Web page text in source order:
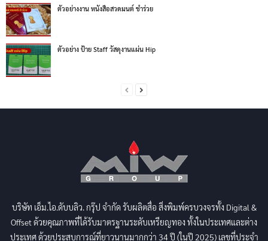
ตัวอย่างงาน หนังสือสวดมนต์ ชำร่วย
ตัวอย่าง ป้าย Staff วัสดุงานแผ่น Hip
บริษัท เอ็ม.ไอ.ดับบลิว. กรุ๊ป จำกัด รับผลิตสื่อ สิ่งพิมพ์ครบวงจรทั้ง Digital &
Offset ด้วยคุณภาพที่ได้รับมาตรฐานระดับเหรียญทอง ทั้งในประเทศและต่าง
ประเทศ ด้วยประสบการณ์ที่ยาวนานมากกว่า 34 ปี (ในปี 2025) เลขที่ประจำ